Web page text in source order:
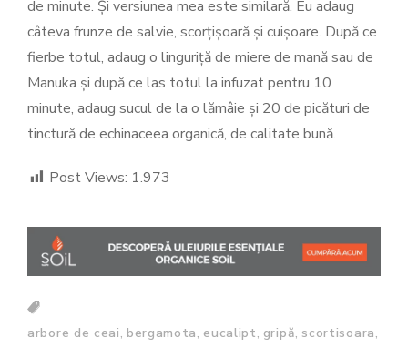
de minute. Și versiunea mea este similară. Eu adaug
câteva frunze de salvie, scorțișoară și cuișoare. După ce
fierbe totul, adaug o linguriță de miere de mană sau de
Manuka și după ce las totul la infuzat pentru 10
minute, adaug sucul de la o lămâie și 20 de picături de
tinctură de echinaceea organică, de calitate bună.
Post Views: 1.973
arbore de ceai, bergamota, eucalipt, gripă, scortisoara,